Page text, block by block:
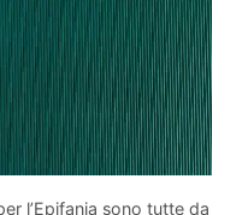
l’Epifania sono tutte da